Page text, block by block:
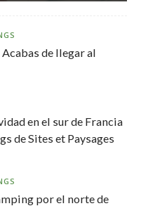
de llegar al
en el sur de Francia
de Sites et Paysages
por el norte de